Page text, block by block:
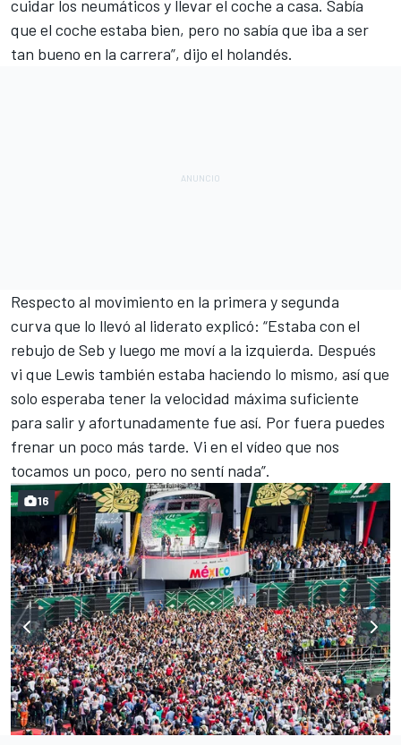
cuidar los neumáticos y llevar el coche a casa. Sabía
que el coche estaba bien, pero no sabía que iba a ser
tan bueno en la carrera”, dijo el holandés.
Respecto al movimiento en la primera y segunda
curva que lo llevó al liderato explicó: “Estaba con el
rebujo de Seb y luego me moví a la izquierda. Después
vi que Lewis también estaba haciendo lo mismo, así que
solo esperaba tener la velocidad máxima suficiente
para salir y afortunadamente fue así. Por fuera puedes
frenar un poco más tarde. Vi en el vídeo que nos
tocamos un poco, pero no sentí nada”.
16